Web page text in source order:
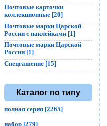
Почтовые карточки
коллекционные [20]
Почтовые марки Царской
России с наклейками [1]
Почтовые марки Царской
России [1]
Спецгашение [15]
Каталог по типу
полная серия [2265]
набор [279]